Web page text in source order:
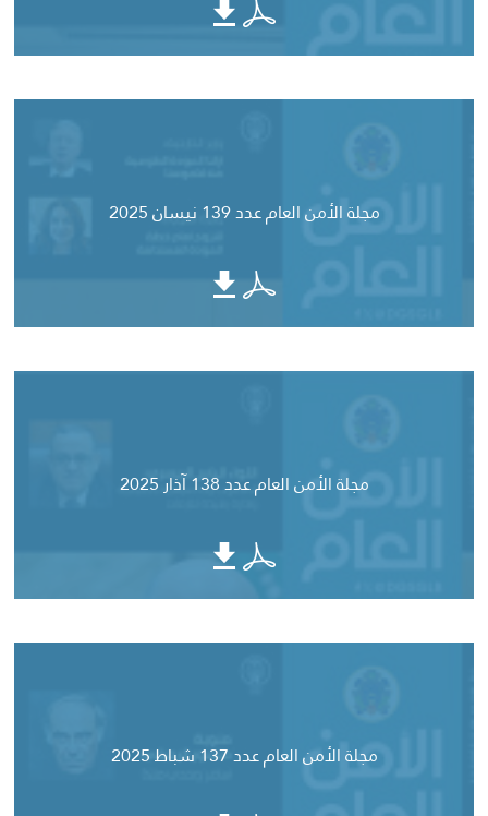
مجلة الأمن العام عدد 139 نيسان 2025
مجلة الأمن العام عدد 138 آذار 2025
مجلة الأمن العام عدد 137 شباط 2025